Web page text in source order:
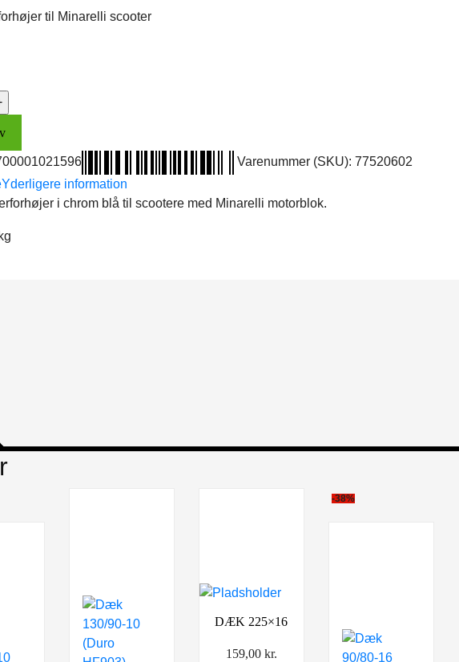
er:
til Minarelli scooter
Varenummer (SKU): 77520602
Yderligere information
i chrom blå til scootere med Minarelli motorblok.
DÆK 225×16
159,00 kr.
-38%